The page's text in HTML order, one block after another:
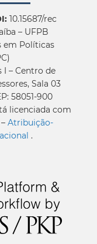
10.15687/rec
– UFPB
em Políticas
I – Centro de
Sala 03
58051-900
licenciada com
Atribuição-
.